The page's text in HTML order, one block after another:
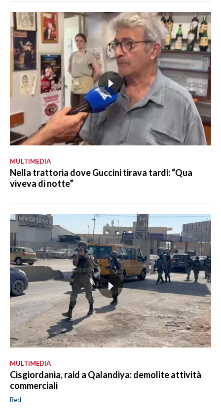
MULTIMEDIA
Nella trattoria dove Guccini tirava tardi: “Qua
viveva di notte”
MULTIMEDIA
Cisgiordania, raid a Qalandiya: demolite attività
commerciali
Red